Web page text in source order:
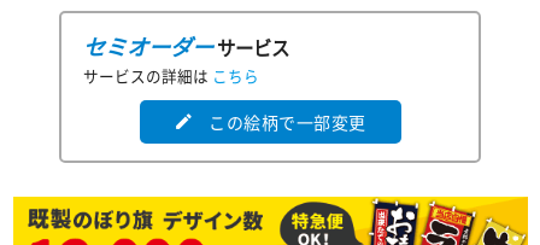
セミオーダーサービス
サービスの詳細は こちら
edit この絵柄で一部変更